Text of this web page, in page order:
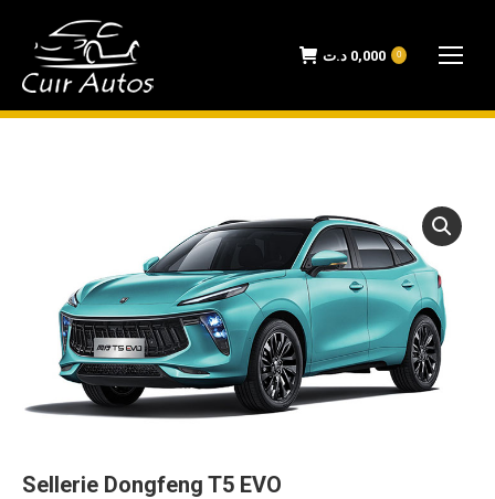
0,000 د.ت 0
Sellerie Dongfeng T5 EVO